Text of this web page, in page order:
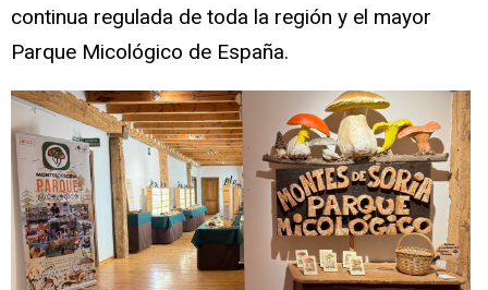
continua regulada de toda la región y el mayor
Parque Micológico de España.